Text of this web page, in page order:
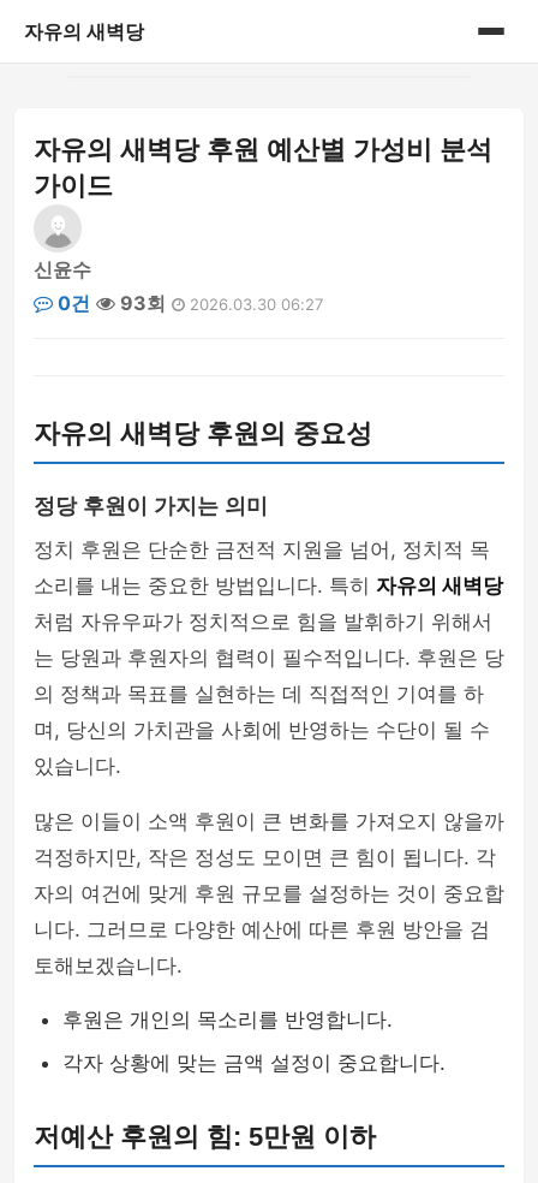
자유의 새벽당
게시판
자유의 새벽당 후원 예산별 가성비 분석
가이드
신윤수
0건
93회 2026.03.30 06:27
자유의 새벽당 후원의 중요성
정당 후원이 가지는 의미
정치 후원은 단순한 금전적 지원을 넘어, 정치적 목
소리를 내는 중요한 방법입니다. 특히 자유의 새벽당
처럼 자유우파가 정치적으로 힘을 발휘하기 위해서
는 당원과 후원자의 협력이 필수적입니다. 후원은 당
의 정책과 목표를 실현하는 데 직접적인 기여를 하
며, 당신의 가치관을 사회에 반영하는 수단이 될 수
있습니다.
많은 이들이 소액 후원이 큰 변화를 가져오지 않을까
걱정하지만, 작은 정성도 모이면 큰 힘이 됩니다. 각
자의 여건에 맞게 후원 규모를 설정하는 것이 중요합
니다. 그러므로 다양한 예산에 따른 후원 방안을 검
토해보겠습니다.
후원은 개인의 목소리를 반영합니다.
각자 상황에 맞는 금액 설정이 중요합니다.
저예산 후원의 힘: 5만원 이하